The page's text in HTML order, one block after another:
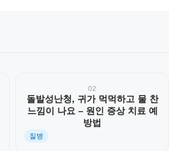
02
돌발성난청, 귀가 먹먹하고 물 찬
느낌이 나요 – 원인 증상 치료 예
방법
질병